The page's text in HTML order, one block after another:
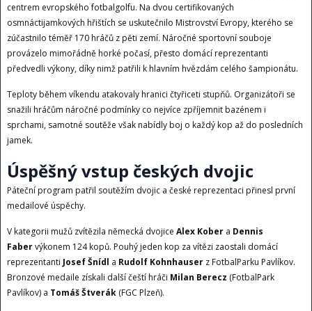
centrem evropského fotbalgolfu. Na dvou certifikovaných
osmnáctijamkových hřištích se uskutečnilo Mistrovství Evropy, kterého se
zúčastnilo téměř 170 hráčů z pěti zemí. Náročné sportovní souboje
provázelo mimořádně horké počasí, přesto domácí reprezentanti
předvedli výkony, díky nimž patřili k hlavním hvězdám celého šampionátu.
Teploty během víkendu atakovaly hranici čtyřiceti stupňů. Organizátoři se
snažili hráčům náročné podmínky co nejvíce zpříjemnit bazénem i
sprchami, samotné soutěže však nabídly boj o každý kop až do posledních
jamek.
Úspěšný vstup českých dvojic
Páteční program patřil soutěžím dvojic a české reprezentaci přinesl první
medailové úspěchy.
V kategorii mužů zvítězila německá dvojice Alex Kobera Dennis
Fabervýkonem 124 kopů. Pouhý jeden kop za vítězi zaostali domácí
reprezentanti Josef Šnídl a Rudolf Kohnhauserz FotbalParku Pavlíkov.
Bronzové medaile získali další čeští hráči Milan Berecz (FotbalPark
Pavlíkov) a Tomáš Štverák(FGC Plzeň).